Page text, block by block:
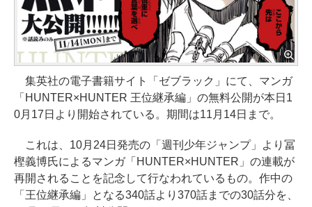
集英社の電子書籍サイト「ゼブラック」にて、マンガ
「HUNTER×HUNTER 王位継承編」の無料公開が本日1
0月17日より開始されている。期間は11月14日まで。
これは、10月24日発売の「週刊少年ジャンプ」より冨
樫義博氏によるマンガ「HUNTER×HUNTER」の連載が
再開されることを記念して行なわれているもの。作中の
「王位継承編」となる340話より370話までの30話分を、